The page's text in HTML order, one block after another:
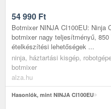
54 990 Ft
Botmixer NINJA CI100EU: Ninja
botmixer nagy teljesítményű,
ételkészítési lehetőségek ...
ninja, háztartási kisgép,
botmixer
alza.hu
Hasonlók, mint NINJA CI100EU